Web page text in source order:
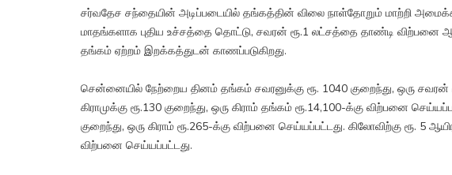
சர்வதேச சந்தையின் அடிப்படையில் தங்கத்தின் விலை நாள்தோறும் மாற்றி
மாதங்களாக புதிய உச்சத்தை தொட்டு, சவரன் ரூ.1 லட்சத்தை தாண்டி விற்பனை
தங்கம் ஏற்றம் இறக்கத்துடன் காணப்படுகிறது.
சென்னையில் நேற்றைய தினம் தங்கம் சவரனுக்கு ரூ. 1040 குறைந்து, ஒரு சவரன்
கிராமுக்கு ரூ.130 குறைந்து, ஒரு கிராம் தங்கம் ரூ.14,100-க்கு விற்பனை
குறைந்து, ஒரு கிராம் ரூ.265-க்கு விற்பனை செய்யப்பட்டது. கிலோவிற்கு ரூ. 5
விற்பனை செய்யப்பட்டது.